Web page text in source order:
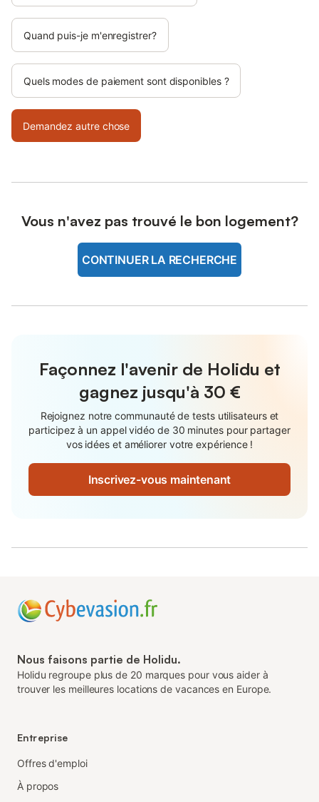
Quand puis-je m'enregistrer?
Quels modes de paiement sont disponibles ?
Demandez autre chose
Vous n'avez pas trouvé le bon logement?
CONTINUER LA RECHERCHE
Façonnez l'avenir de Holidu et
gagnez jusqu'à 30 €
Rejoignez notre communauté de tests utilisateurs et
participez à un appel vidéo de 30 minutes pour partager
vos idées et améliorer votre expérience !
Inscrivez-vous maintenant
Nous faisons partie de Holidu.
Holidu regroupe plus de 20 marques pour vous aider à
trouver les meilleures locations de vacances en Europe.
Entreprise
Offres d'emploi
À propos